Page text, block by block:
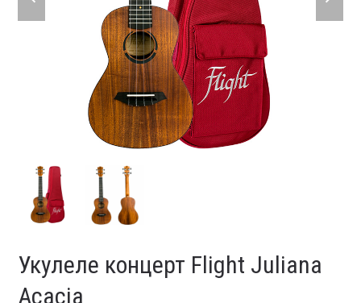
slide
slide
Укулеле концерт Flight Juliana
Acacia